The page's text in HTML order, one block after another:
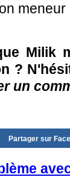
Milik
?
un
Partager sur